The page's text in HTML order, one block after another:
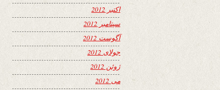
اکتبر 2012
سپتامبر 2012
آگوست 2012
جولای 2012
ژوئن 2012
می 2012